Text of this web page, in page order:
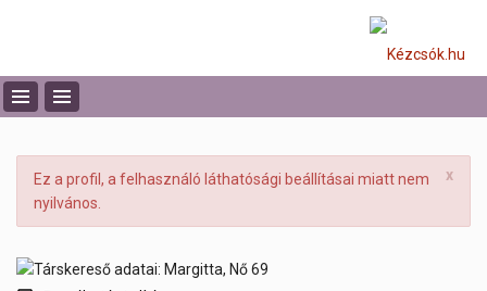
x
Ez a profil, a felhasználó láthatósági beállításai miatt nem
nyilvános.